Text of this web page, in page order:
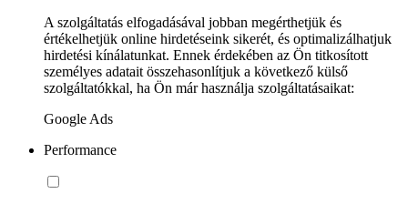
A szolgáltatás elfogadásával jobban megérthetjük és
értékelhetjük online hirdetéseink sikerét, és optimalizálhatjuk
hirdetési kínálatunkat. Ennek érdekében az Ön titkosított
személyes adatait összehasonlítjuk a következő külső
szolgáltatókkal, ha Ön már használja szolgáltatásaikat:
Google Ads
Performance